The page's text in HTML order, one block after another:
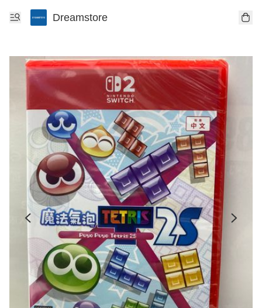
Dreamstore